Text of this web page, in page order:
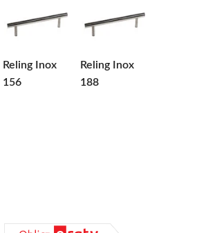
Reling Inox
156
Reling Inox
188